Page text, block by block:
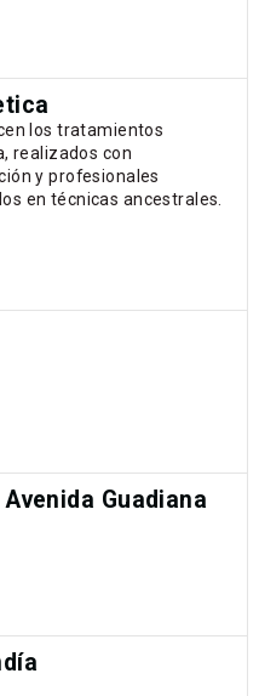
los tratamientos
realizados con
y profesionales
en técnicas ancestrales.
Guadiana